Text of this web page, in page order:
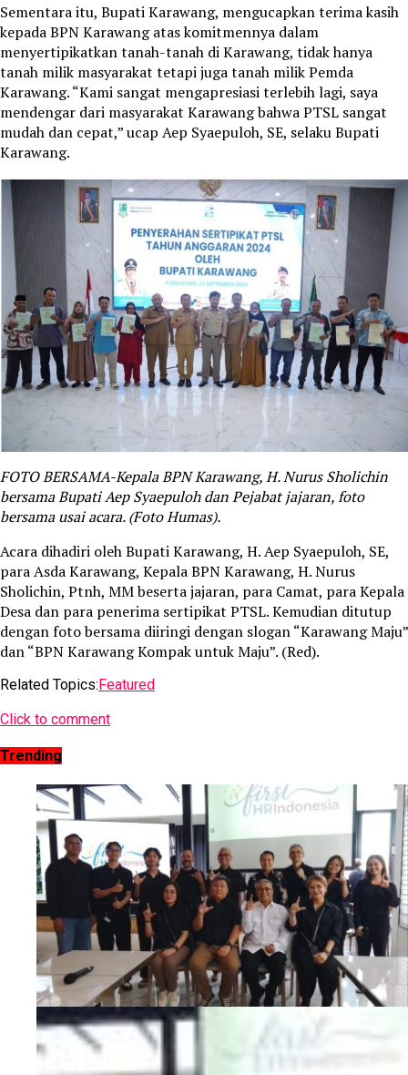
Sementara itu, Bupati Karawang, mengucapkan terima kasih
kepada BPN Karawang atas komitmennya dalam
menyertipikatkan tanah-tanah di Karawang, tidak hanya
tanah milik masyarakat tetapi juga tanah milik Pemda
Karawang. “Kami sangat mengapresiasi terlebih lagi, saya
mendengar dari masyarakat Karawang bahwa PTSL sangat
mudah dan cepat,” ucap Aep Syaepuloh, SE, selaku Bupati
Karawang.
FOTO BERSAMA-Kepala BPN Karawang, H. Nurus Sholichin
bersama Bupati Aep Syaepuloh dan Pejabat jajaran, foto
bersama usai acara. (Foto Humas).
Acara dihadiri oleh Bupati Karawang, H. Aep Syaepuloh, SE,
para Asda Karawang, Kepala BPN Karawang, H. Nurus
Sholichin, Ptnh, MM beserta jajaran, para Camat, para Kepala
Desa dan para penerima sertipikat PTSL. Kemudian ditutup
dengan foto bersama diiringi dengan slogan “Karawang Maju”
dan “BPN Karawang Kompak untuk Maju”. (Red).
Related Topics:Featured
Click to comment
Trending